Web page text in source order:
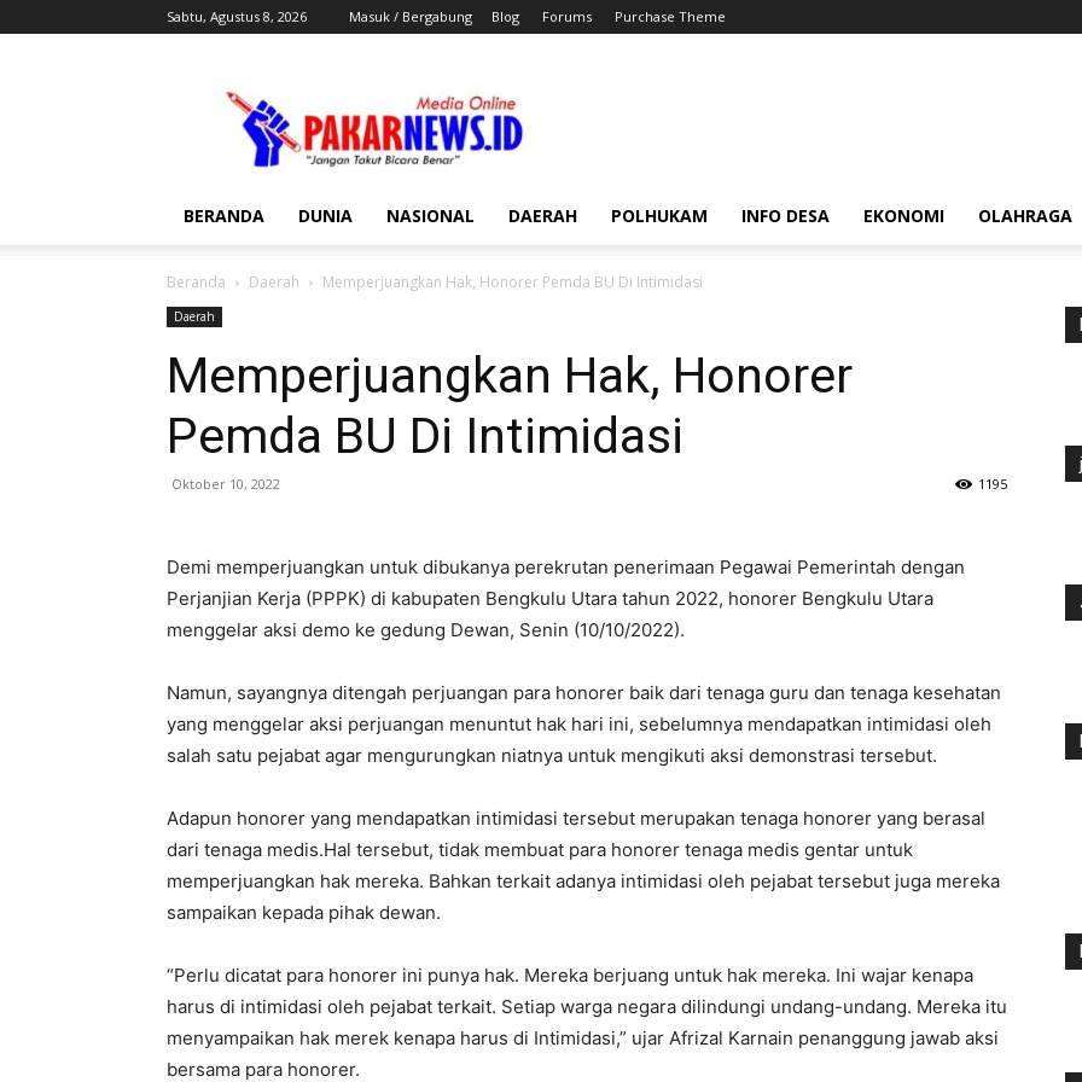
Sabtu, Agustus 8, 2026 Masuk / Bergabung Blog Forums Purchase Theme
BERANDA DUNIA NASIONAL DAERAH POLHUKAM INFO DESA EKONOMI OLAHRAGA
Beranda Daerah Memperjuangkan Hak, Honorer Pemda BU Di Intimidasi
Daerah
Memperjuangkan Hak, Honorer
Pemda BU Di Intimidasi
Oktober 10, 2022 1195
Demi memperjuangkan untuk dibukanya perekrutan penerimaan Pegawai Pemerintah dengan
Perjanjian Kerja (PPPK) di kabupaten Bengkulu Utara tahun 2022, honorer Bengkulu Utara
menggelar aksi demo ke gedung Dewan, Senin (10/10/2022).
Namun, sayangnya ditengah perjuangan para honorer baik dari tenaga guru dan tenaga kesehatan
yang menggelar aksi perjuangan menuntut hak hari ini, sebelumnya mendapatkan intimidasi oleh
salah satu pejabat agar mengurungkan niatnya untuk mengikuti aksi demonstrasi tersebut.
Adapun honorer yang mendapatkan intimidasi tersebut merupakan tenaga honorer yang berasal
dari tenaga medis.Hal tersebut, tidak membuat para honorer tenaga medis gentar untuk
memperjuangkan hak mereka. Bahkan terkait adanya intimidasi oleh pejabat tersebut juga mereka
sampaikan kepada pihak dewan.
“Perlu dicatat para honorer ini punya hak. Mereka berjuang untuk hak mereka. Ini wajar kenapa
harus di intimidasi oleh pejabat terkait. Setiap warga negara dilindungi undang-undang. Mereka itu
menyampaikan hak merek kenapa harus di Intimidasi,” ujar Afrizal Karnain penanggung jawab aksi
bersama para honorer.